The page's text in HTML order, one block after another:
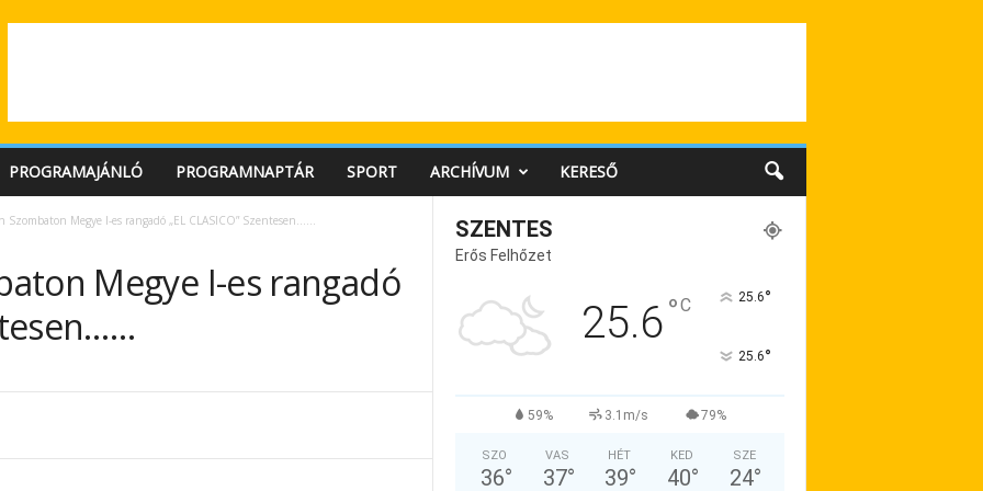
PROGRAMAJÁNLÓ PROGRAMNAPTÁR SPORT ARCHÍVUM KERESŐ
Szombaton Megye I-es rangadó „EL CLASICO” Szentesen……
Megye I-es rangadó
SZENTES
Erős Felhőzet
25.6°C 25.6°
25.6°
59% 3.1m/s 79%
SZO
36°
VAS
37°
HÉT
39°
KED
40°
SZE
24°